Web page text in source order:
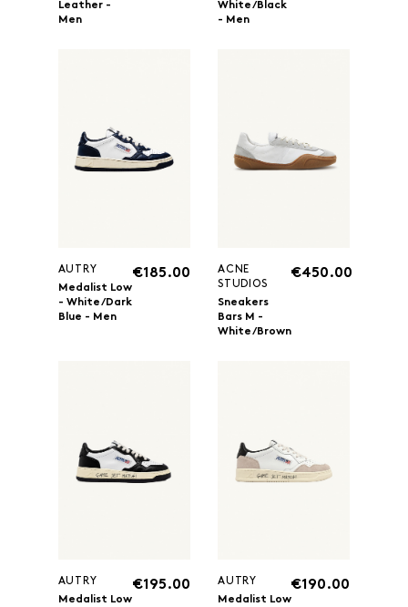
Leather -
Men
White/Black
- Men
AUTRY
Medalist Low
- White/Dark
Blue - Men
€185.00
ACNE
STUDIOS
Sneakers
Bars M -
White/Brown
€450.00
AUTRY
Medalist Low
€195.00
AUTRY
Medalist Low
€190.00